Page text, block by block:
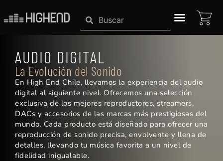
contenido
SearchSearch
AUDIO DIGITAL
La Evolución del Sonido
En High End Chile, llevamos la experiencia del audio
digital al siguiente nivel. Ofrecemos una selección
exclusiva de los mejores reproductores, streamers,
DACs y accesorios de las marcas más prestigiosas del
mundo. Cada producto está diseñado para ofrecer una
reproducción de sonido precisa, envolvente y llena de
detalles, llevando tu música favorita a un nivel de
fidelidad inigualable.